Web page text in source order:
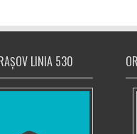
LINIA 530